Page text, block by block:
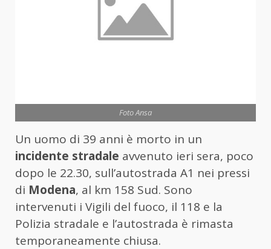
Foto Ansa
Un uomo di 39 anni è morto in un
incidente stradale avvenuto ieri sera, poco
dopo le 22.30, sull’autostrada A1 nei pressi
di Modena, al km 158 Sud. Sono
intervenuti i Vigili del fuoco, il 118 e la
Polizia stradale e l’autostrada è rimasta
temporaneamente chiusa.